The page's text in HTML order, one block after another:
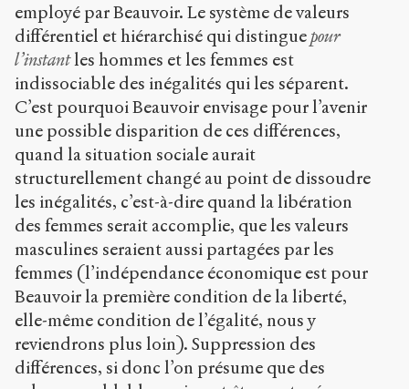
employé par Beauvoir. Le système de valeurs
différentiel et hiérarchisé qui distinguepour
l’instantles hommes et les femmes est
indissociable des inégalités qui les séparent.
C’est pourquoi Beauvoir envisage pour l’avenir
une possible disparition de ces différences,
quand la situation sociale aurait
structurellement changé au point de dissoudre
les inégalités, c’est-à-dire quand la libération
des femmes serait accomplie, que les valeurs
masculines seraient aussi partagées par les
femmes (l’indépendance économique est pour
Beauvoir la première condition de la liberté,
elle-même condition de l’égalité, nous y
reviendrons plus loin). Suppression des
différences, si donc l’on présume que des